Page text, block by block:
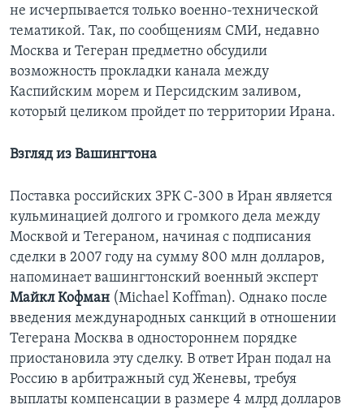
не исчерпывается только военно-технической
тематикой. Так, по сообщениям СМИ, недавно
Москва и Тегеран предметно обсудили
возможность прокладки канала между
Каспийским морем и Персидским заливом,
который целиком пройдет по территории Ирана.
Взгляд из Вашингтона
Поставка российских ЗРК С-300 в Иран является
кульминацией долгого и громкого дела между
Москвой и Тегераном, начиная с подписания
сделки в 2007 году на сумму 800 млн долларов,
напоминает вашингтонский военный эксперт
Майкл Кофман (Michael Koffman). Однако после
введения международных санкций в отношении
Тегерана Москва в одностороннем порядке
приостановила эту сделку. В ответ Иран подал на
Россию в арбитражный суд Женевы, требуя
выплаты компенсации в размере 4 млрд долларов